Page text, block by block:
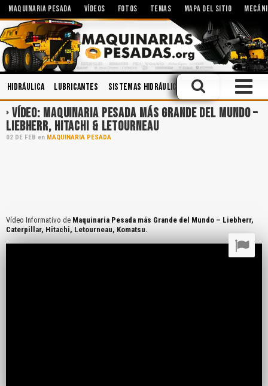
MAQUINARIA PESADA VÍDEOS FOTOS TEMAS MAPA DEL SITIO
Hidráulica Lubricantes Sistemas Hidráulicos Manejo Defensivo
VÍDEO: MAQUINARIA PESADA MÁS GRANDE DEL MUNDO –
LIEBHERR, HITACHI & LETOURNEAU
02 DE FEB en MAQUINARIA PESADA
Vídeo Informativo de Maquinaria Pesada más Grande del Mundo – Liebherr,
Caterpillar, Hitachi, Letourneau, Komatsu.